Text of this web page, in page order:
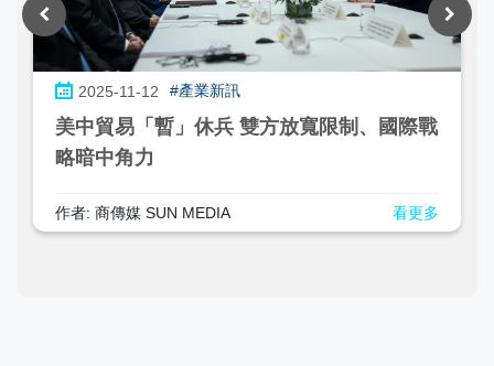
2026-02-03 #產業新訊
比特幣急挫跌破7.8萬美元 宏觀壓力與技術
面共振放大震盪
作者: 商傳媒 SUN MEDIA 看更多